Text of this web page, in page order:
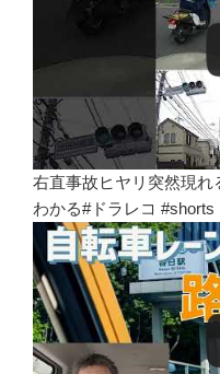
右直事故ヒヤリ突然現れ
わかる#ドラレコ #shorts